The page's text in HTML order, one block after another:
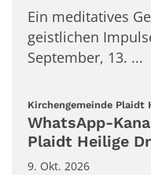
Ein meditatives
geistlichen
September, 13. ...
Kirchengemeinde
WhatsApp-
Plaidt Heilige
9. Okt. 2026